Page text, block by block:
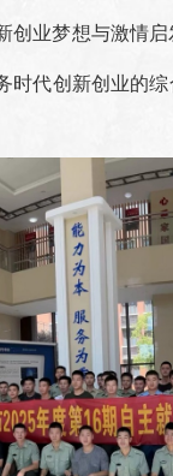
创业梦想与激情
时代创新创业的